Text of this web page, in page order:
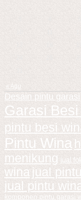
« Agu
Desain pintu garasi
Garasi
pintu besi
Pintu Wina
menikung jual
wina jual
jual pintu
komponen pintu garasi